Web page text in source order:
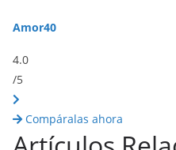
Amor40
4.0
/5
Compáralas ahora